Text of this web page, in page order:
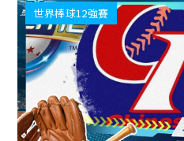
世界棒球12強賽